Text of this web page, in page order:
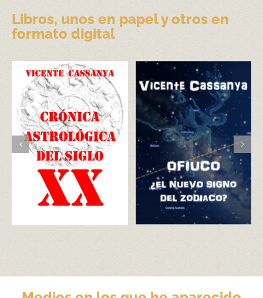
Libros, unos en papel y otros en
formato digital